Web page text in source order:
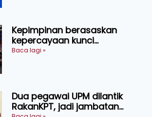
Kepimpinan berasaskan
kepercayaan kunci
kecemerlangan institusi -
Baca lagi »
Dua pegawai UPM dilantik
RakanKPT, jadi jambatan